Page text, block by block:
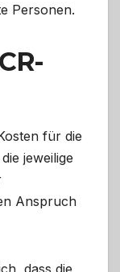
Personen.
für die
jeweilige
Anspruch
dass die